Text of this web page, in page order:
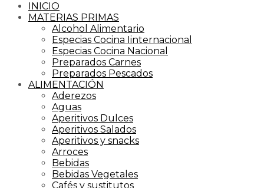
INICIO
MATERIAS PRIMAS
Alcohol Alimentario
Especias Cocina Iinternacional
Especias Cocina Nacional
Preparados Carnes
Preparados Pescados
ALIMENTACIÓN
Aderezos
Aguas
Aperitivos Dulces
Aperitivos Salados
Aperitivos y snacks
Arroces
Bebidas
Bebidas Vegetales
Cafés y sustitutos